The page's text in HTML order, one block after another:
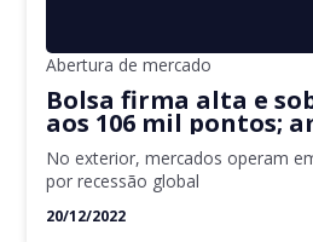
Abertura de mercado
Bolsa firma alta e
aos 106 mil pontos;
segue no radar
No exterior, mercados operam
por recessão global
20/12/2022